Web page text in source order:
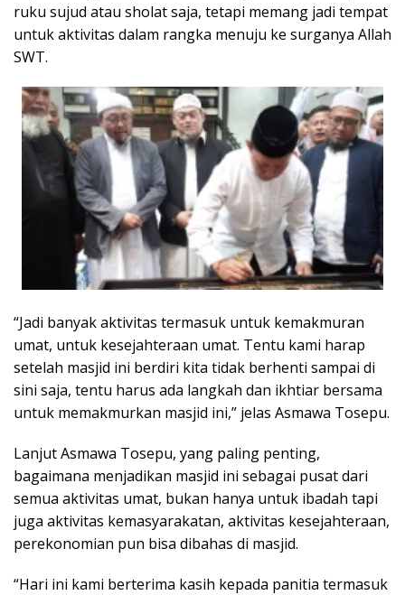
ruku sujud atau sholat saja, tetapi memang jadi tempat
untuk aktivitas dalam rangka menuju ke surganya Allah
SWT.
“Jadi banyak aktivitas termasuk untuk kemakmuran
umat, untuk kesejahteraan umat. Tentu kami harap
setelah masjid ini berdiri kita tidak berhenti sampai di
sini saja, tentu harus ada langkah dan ikhtiar bersama
untuk memakmurkan masjid ini,” jelas Asmawa Tosepu.
Lanjut Asmawa Tosepu, yang paling penting,
bagaimana menjadikan masjid ini sebagai pusat dari
semua aktivitas umat, bukan hanya untuk ibadah tapi
juga aktivitas kemasyarakatan, aktivitas kesejahteraan,
perekonomian pun bisa dibahas di masjid.
“Hari ini kami berterima kasih kepada panitia termasuk